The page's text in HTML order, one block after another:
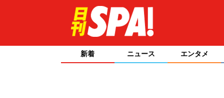
新着 ニュース エンタメ